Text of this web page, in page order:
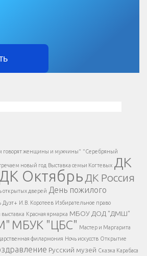
>
</div > </div >
говорят женщины и мужчины" "Серебряный
новый год Выставка семьи Когтевых ДК
Октябрь ДК Россия
открытых дверей День пожилого
Дуэт+ И.В. Коротеев Избирательное право
Красная ярмарка МБОУ ДОД "ДМШ"
МБУК "ЦБС" Мастер и Маргарита
филармония Ночь искусств Открытие
Русский музей Сказка Карабаса